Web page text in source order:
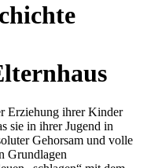
Erziehung ihrer Kinder
sie in ihrer Jugend in
Gehorsam und volle
Grundlagen